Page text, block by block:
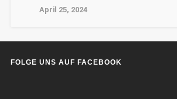
April 25, 2024
FOLGE UNS AUF FACEBOOK